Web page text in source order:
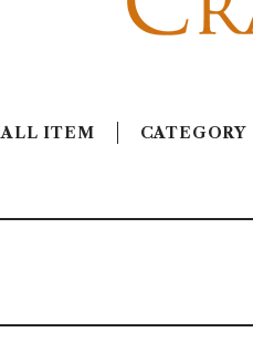
ALL ITEM CATEGORY